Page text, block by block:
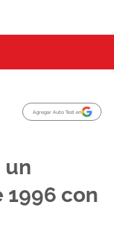
Agregar Auto Test en
un
1996 con